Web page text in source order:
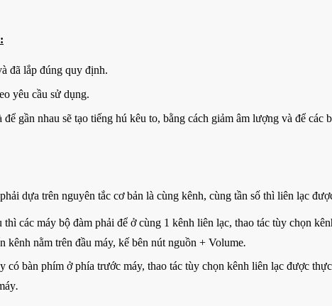
đã lắp đúng quy định.
yêu cầu sử dụng.
gần nhau sẽ tạo tiếng hú kêu to, bằng cách giảm âm lượng và để các
dựa trên nguyên tắc cơ bản là cùng kênh, cùng tần số thì liên lạc
các máy bộ đàm phải để ở cùng 1 kênh liên lạc, thao tác tùy chọn
kênh nằm trên đầu máy, kế bên nút nguồn + Volume.
có bàn phím ở phía trước máy, thao tác tùy chọn kênh liên lạc được
.